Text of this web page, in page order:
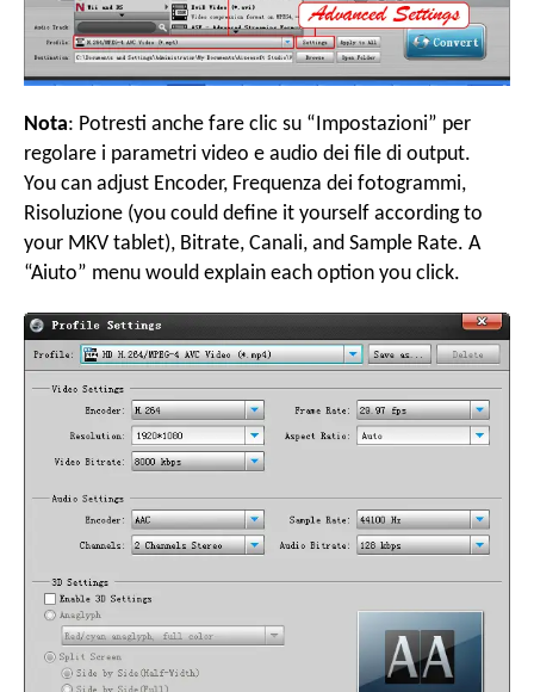
Nota: Potresti anche fare clic su “Impostazioni” per
regolare i parametri video e audio dei file di output.
You can adjust Encoder, Frequenza dei fotogrammi,
Risoluzione (you could define it yourself according to
your MKV tablet), Bitrate, Canali, and Sample Rate. A
“Aiuto” menu would explain each option you click.